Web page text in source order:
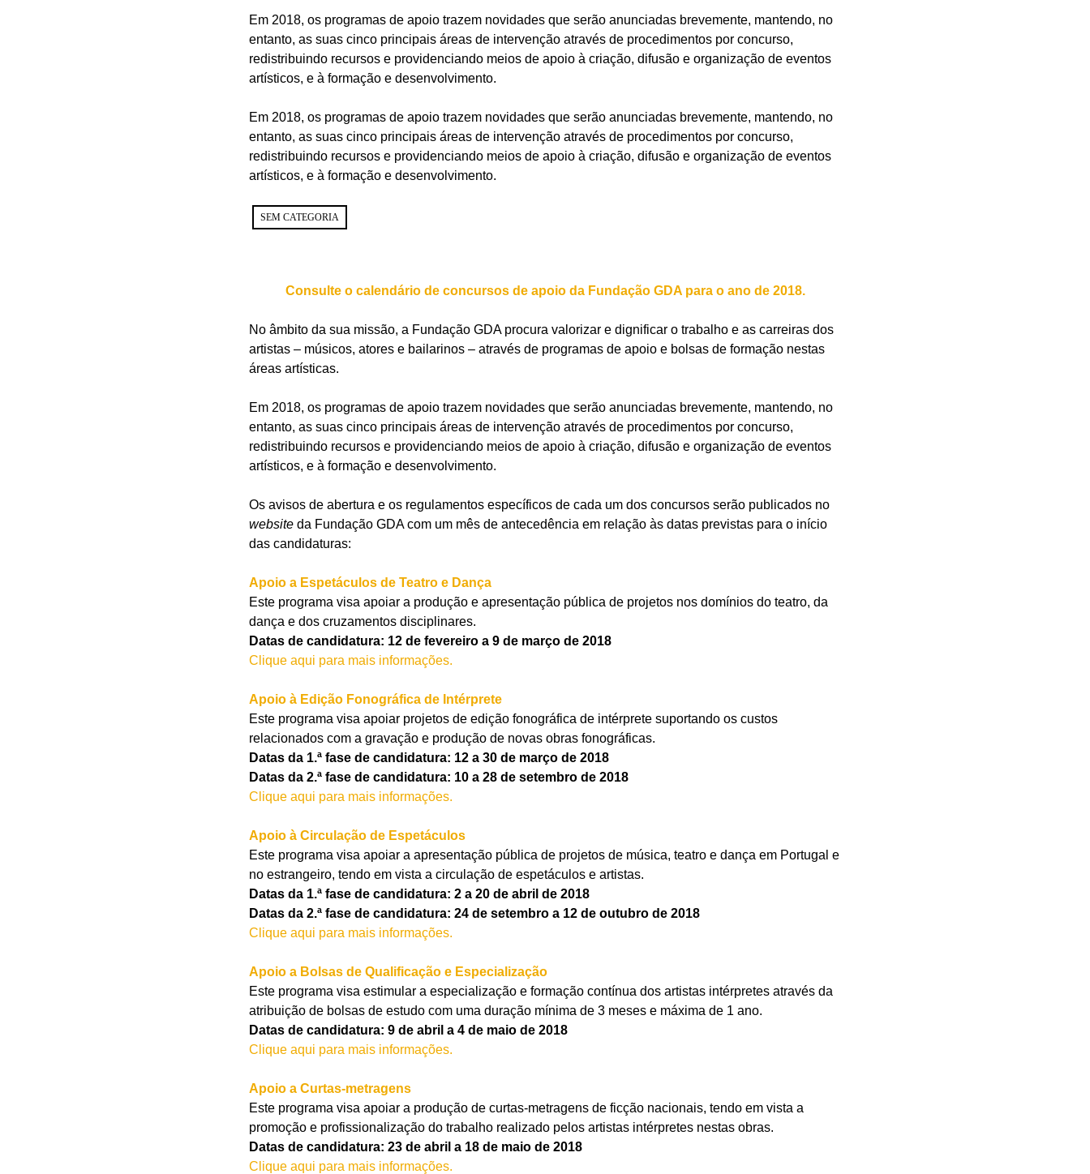
Em 2018, os programas de apoio trazem novidades que serão anunciadas brevemente, mantendo, no
entanto, as suas cinco principais áreas de intervenção através de procedimentos por concurso,
redistribuindo recursos e providenciando meios de apoio à criação, difusão e organização de eventos
artísticos, e à formação e desenvolvimento.
Em 2018, os programas de apoio trazem novidades que serão anunciadas brevemente, mantendo, no
entanto, as suas cinco principais áreas de intervenção através de procedimentos por concurso,
redistribuindo recursos e providenciando meios de apoio à criação, difusão e organização de eventos
artísticos, e à formação e desenvolvimento.
SEM CATEGORIA
Consulte o calendário de concursos de apoio da Fundação GDA para o ano de 2018.
No âmbito da sua missão, a Fundação GDA procura valorizar e dignificar o trabalho e as carreiras dos
artistas – músicos, atores e bailarinos – através de programas de apoio e bolsas de formação nestas
áreas artísticas.
Em 2018, os programas de apoio trazem novidades que serão anunciadas brevemente, mantendo, no
entanto, as suas cinco principais áreas de intervenção através de procedimentos por concurso,
redistribuindo recursos e providenciando meios de apoio à criação, difusão e organização de eventos
artísticos, e à formação e desenvolvimento.
Os avisos de abertura e os regulamentos específicos de cada um dos concursos serão publicados no
website da Fundação GDA com um mês de antecedência em relação às datas previstas para o início
das candidaturas:
Apoio a Espetáculos de Teatro e Dança
Este programa visa apoiar a produção e apresentação pública de projetos nos domínios do teatro, da
dança e dos cruzamentos disciplinares.
Datas de candidatura: 12 de fevereiro a 9 de março de 2018
Clique aqui para mais informações.
Apoio à Edição Fonográfica de Intérprete
Este programa visa apoiar projetos de edição fonográfica de intérprete suportando os custos
relacionados com a gravação e produção de novas obras fonográficas.
Datas da 1.ª fase de candidatura: 12 a 30 de março de 2018
Datas da 2.ª fase de candidatura: 10 a 28 de setembro de 2018
Clique aqui para mais informações.
Apoio à Circulação de Espetáculos
Este programa visa apoiar a apresentação pública de projetos de música, teatro e dança em Portugal e
no estrangeiro, tendo em vista a circulação de espetáculos e artistas.
Datas da 1.ª fase de candidatura: 2 a 20 de abril de 2018
Datas da 2.ª fase de candidatura: 24 de setembro a 12 de outubro de 2018
Clique aqui para mais informações.
Apoio a Bolsas de Qualificação e Especialização
Este programa visa estimular a especialização e formação contínua dos artistas intérpretes através da
atribuição de bolsas de estudo com uma duração mínima de 3 meses e máxima de 1 ano.
Datas de candidatura: 9 de abril a 4 de maio de 2018
Clique aqui para mais informações.
Apoio a Curtas-metragens
Este programa visa apoiar a produção de curtas-metragens de ficção nacionais, tendo em vista a
promoção e profissionalização do trabalho realizado pelos artistas intérpretes nestas obras.
Datas de candidatura: 23 de abril a 18 de maio de 2018
Clique aqui para mais informações.